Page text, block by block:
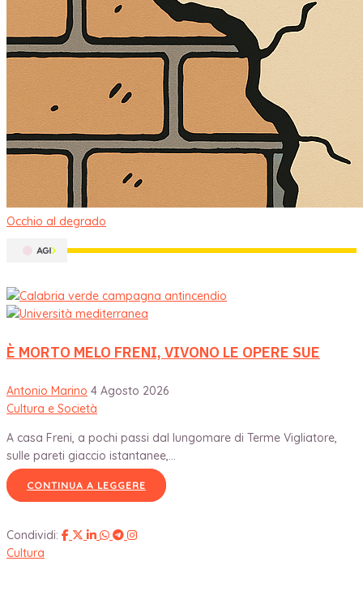
Occhio al degrado
È MORTO MELO FRENI, VIVONO LE OPERE SUE
Antonio Marino 4 Agosto 2026
Cultura e Società
A casa Freni, a pochi passi dal lungomare di Terme Vigliatore,
sulle pareti giaccio istantanee,...
CONTINUA A LEGGERE
Condividi:
Cultura